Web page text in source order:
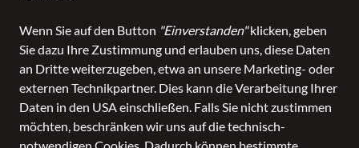
Wenn Sie auf den Button "Einverstanden"klicken, geben
Sie dazu Ihre Zustimmung und erlauben uns, diese Daten
an Dritte weiterzugeben, etwa an unsere Marketing- oder
externen Technikpartner. Dies kann die Verarbeitung Ihrer
Daten in den USA einschließen. Falls Sie nicht zustimmen
möchten, beschränken wir uns auf die technisch-